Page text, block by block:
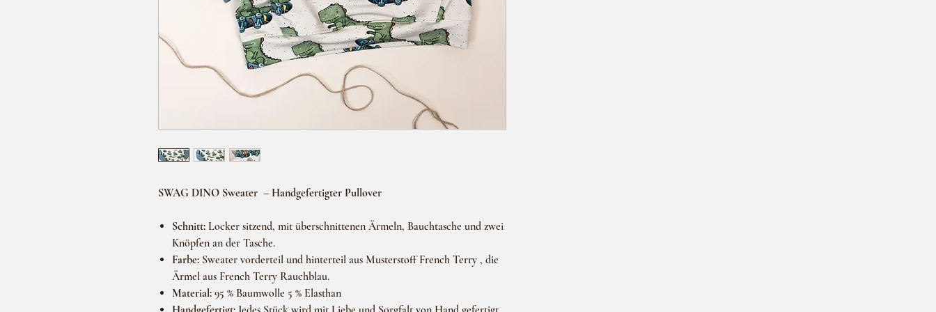
SWAG DINO Sweater – Handgefertigter Pullover
Schnitt: Locker sitzend, mit überschnittenen Ärmeln, Bauchtasche und zwei
Knöpfen an der Tasche.
Farbe: Sweater vorderteil und hinterteil aus Musterstoff French Terry , die
Ärmel aus French Terry Rauchblau.
Material: 95 % Baumwolle 5 % Elasthan